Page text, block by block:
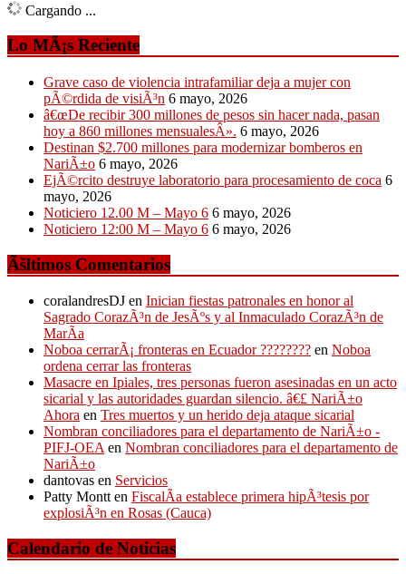
Cargando ...
Lo MÃ¡s Reciente
Grave caso de violencia intrafamiliar deja a mujer con
pÃ©rdida de visiÃ³n 6 mayo, 2026
â€œDe recibir 300 millones de pesos sin hacer nada, pasan
hoy a 860 millones mensualesÂ». 6 mayo, 2026
Destinan $2.700 millones para modernizar bomberos en
NariÃ±o 6 mayo, 2026
EjÃ©rcito destruye laboratorio para procesamiento de coca 6
mayo, 2026
Noticiero 12.00 M – Mayo 6 6 mayo, 2026
Noticiero 12:00 M – Mayo 6 6 mayo, 2026
Ãšltimos Comentarios
coralandresDJ en Inician fiestas patronales en honor al
Sagrado CorazÃ³n de JesÃºs y al Inmaculado CorazÃ³n de
MarÃ­a
Noboa cerrarÃ¡ fronteras en Ecuador ???????? en Noboa
ordena cerrar las fronteras
Masacre en Ipiales, tres personas fueron asesinadas en un acto
sicarial y las autoridades guardan silencio. â€£ NariÃ±o
Ahora en Tres muertos y un herido deja ataque sicarial
Nombran conciliadores para el departamento de NariÃ±o -
PIFJ-OEAen Nombran conciliadores para el departamento de
NariÃ±o
dantovas en Servicios
Patty Montten FiscalÃ­a establece primera hipÃ³tesis por
explosiÃ³n en Rosas (Cauca)
Calendario de Noticias